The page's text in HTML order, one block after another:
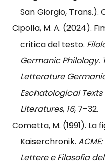
San Giorgio, Trans.).
Cipolla, M. A. (2024).
critica del testo.
Germanic Philology.
Letterature
Eschatological
Literatures, 16, 7–32.
Cometta, M. (1991). La
Kaiserchronik.
Lettere e Filosofia